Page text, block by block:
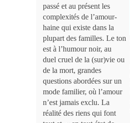
passé et au présent les
complexités de l’amour-
haine qui existe dans la
plupart des familles. Le ton
est à l’humour noir, au
duel cruel de la (sur)vie ou
de la mort, grandes
questions abordées sur un
mode familier, où l’amour
n’est jamais exclu. La
réalité des riens qui font